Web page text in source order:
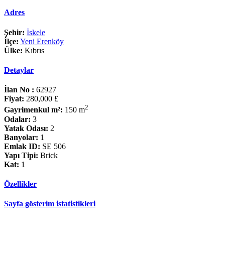
Adres
Şehir: İskele
İlçe: Yeni Erenköy
Ülke: Kıbrıs
Detaylar
İlan No : 62927
Fiyat: 280,000 £
Gayrimenkul m²: 150 m2
Odalar: 3
Yatak Odası: 2
Banyolar: 1
Emlak ID: SE 506
Yapı Tipi: Brick
Kat: 1
Özellikler
Sayfa gösterim istatistikleri